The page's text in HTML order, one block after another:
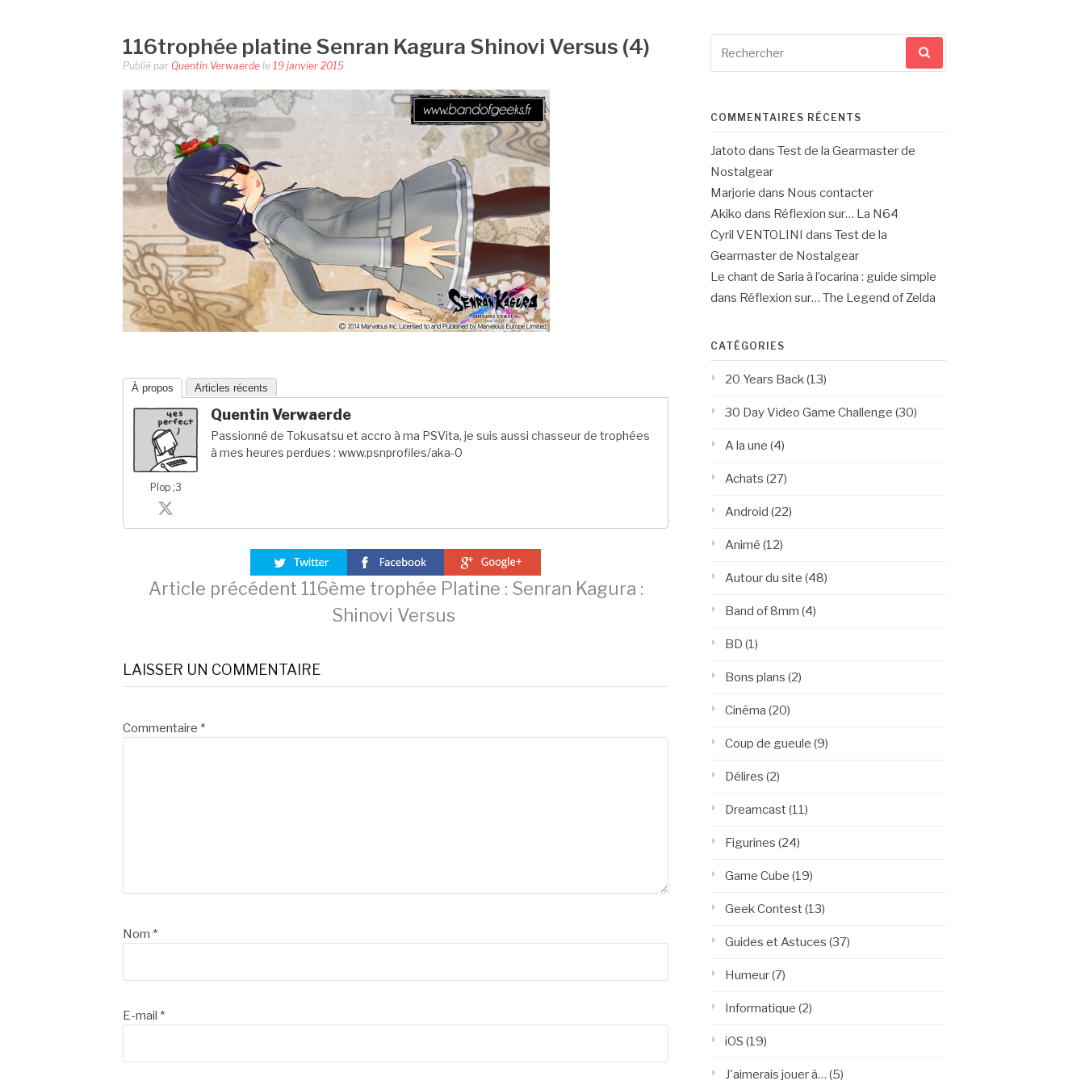
116trophée platine Senran Kagura Shinovi Versus (4)
Publié par Quentin Verwaerde le 19 janvier 2015
À propos Articles récents
Plop ;3
Quentin Verwaerde
Passionné de Tokusatsu et accro à ma PSVita, je suis aussi chasseur de trophées
à mes heures perdues : www.psnprofiles/aka-0
Lire
la
suite
Article précédent 116ème trophée Platine : Senran Kagura :
Shinovi Versus
LAISSER UN COMMENTAIRE
Commentaire *
Nom *
E-mail *
pour
COMMENTAIRES RÉCENTS
Jatoto dans Test de la Gearmaster de
Nostalgear
Marjorie dans Nous contacter
Akiko dans Réflexion sur… La N64
Cyril VENTOLINI dans Test de la
Gearmaster de Nostalgear
Le chant de Saria à l’ocarina : guide simple
dans Réflexion sur… The Legend of Zelda
CATÉGORIES
20 Years Back (13)
30 Day Video Game Challenge (30)
A la une (4)
Achats (27)
Android (22)
Animé (12)
Autour du site (48)
Band of 8mm (4)
BD (1)
Bons plans (2)
Cinéma (20)
Coup de gueule (9)
Délires (2)
Dreamcast(11)
Figurines (24)
Game Cube (19)
Geek Contest(13)
Guides et Astuces (37)
Humeur(7)
Informatique (2)
iOS (19)
J'aimerais jouer à… (5)